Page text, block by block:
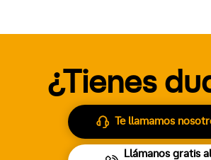
¿Tienes
Te llamamos
Llámanos gratis al